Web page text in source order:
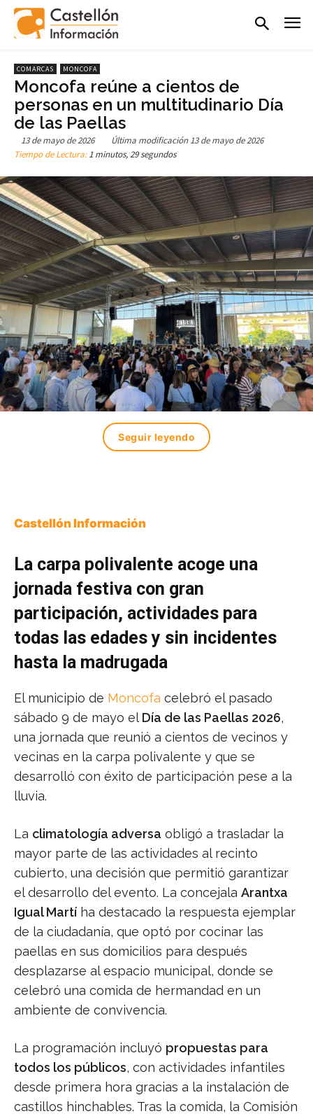
COMARCAS MONCOFA
Moncofa reúne a cientos de
personas en un multitudinario Día
de las Paellas
13 de mayo de 2026 Última modificación 13 de mayo de 2026
Tiempo de Lectura:1 minutos, 29 segundos
Seguir leyendo
Castellón Información
La carpa polivalente acoge una
jornada festiva con gran
participación, actividades para
todas las edades y sin incidentes
hasta la madrugada
El municipio de Moncofa celebró el pasado
sábado 9 de mayo el Día de las Paellas 2026,
una jornada que reunió a cientos de vecinos y
vecinas en la carpa polivalente y que se
desarrolló con éxito de participación pese a la
lluvia.
La climatología adversa obligó a trasladar la
mayor parte de las actividades al recinto
cubierto, una decisión que permitió garantizar
el desarrollo del evento. La concejala Arantxa
Igual Martí ha destacado la respuesta ejemplar
de la ciudadanía, que optó por cocinar las
paellas en sus domicilios para después
desplazarse al espacio municipal, donde se
celebró una comida de hermandad en un
ambiente de convivencia.
La programación incluyó propuestas para
todos los públicos, con actividades infantiles
desde primera hora gracias a la instalación de
castillos hinchables. Tras la comida, la Comisión